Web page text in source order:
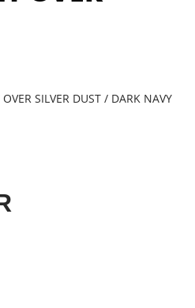
SILVER DUST / DARK NAVY